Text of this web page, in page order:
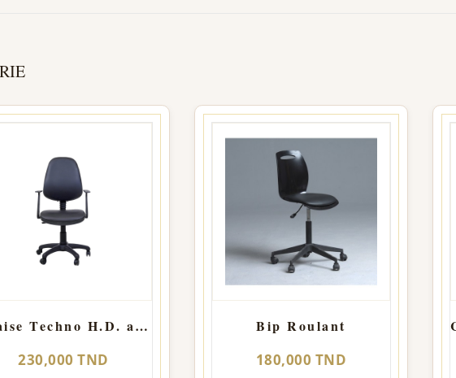
Chaise Techno H.D. avec accoudoirs
230,000 TND
Bip Roulant
180,000 TND